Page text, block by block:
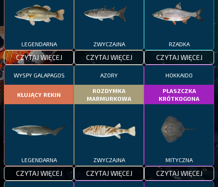
LEGENDARNA
CZYTAJ WIĘCEJ
ZWYCZAJNA
CZYTAJ WIĘCEJ
RZADKA
CZYTAJ WIĘCEJ
WYSPY GALAPAGOS
KŁUJĄCY REKIN
LEGENDARNA
CZYTAJ WIĘCEJ
AZORY
ROZDYMKA
MARMURKOWA
ZWYCZAJNA
CZYTAJ WIĘCEJ
HOKKAIDO
PŁASZCZKA
KRÓTKOGONA
MITYCZNA
CZYTAJ WIĘCEJ